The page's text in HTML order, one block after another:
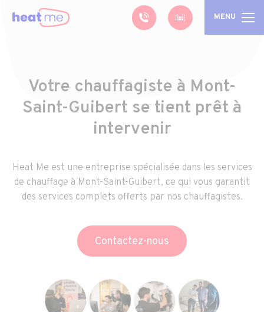
MENU
Votre chauffagiste à Mont-
Saint-Guibert se tient prêt à
intervenir
Heat Me est une entreprise spécialisée dans les services
de chauffage à Mont-Saint-Guibert, ce qui vous garantit
des services complets offerts par nos chauffagistes.
Contactez-nous